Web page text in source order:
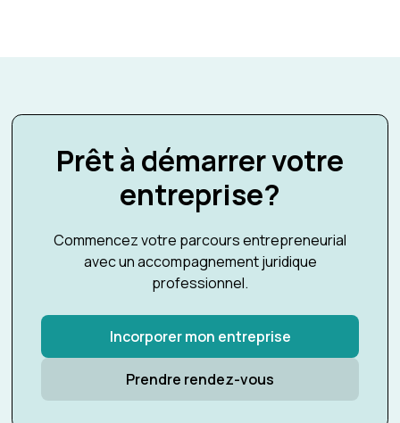
Prêt à démarrer votre
entreprise?
Commencez votre parcours entrepreneurial
avec un accompagnement juridique
professionnel.
Incorporer mon entreprise
Prendre rendez-vous